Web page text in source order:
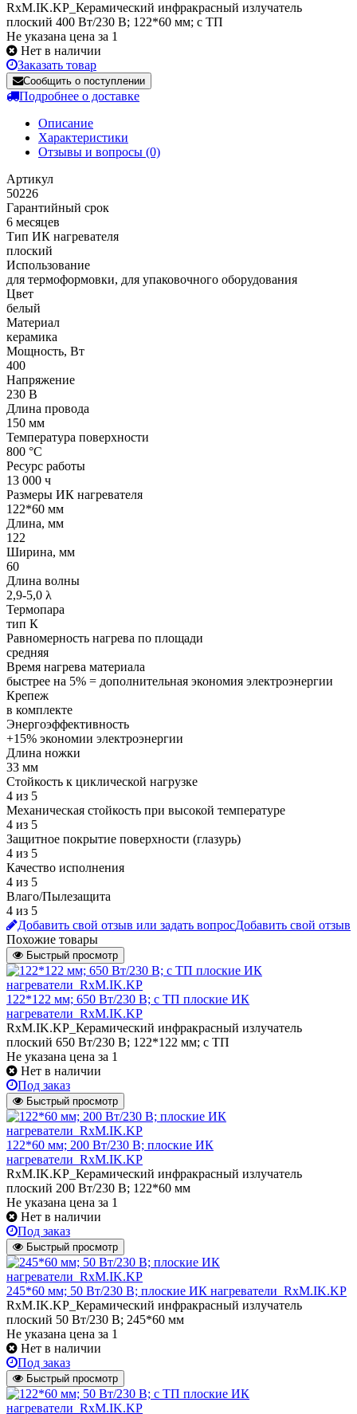
RxM.IK.KP_Керамический инфракрасный излучатель
плоский 400 Вт/230 В; 122*60 мм; с ТП
Не указана цена за 1
Нет в наличии
Заказать товар
Сообщить о поступлении
Подробнее о доставке
Описание
Характеристики
Отзывы и вопросы (0)
Артикул
50226
Гарантийный срок
6 месяцев
Тип ИК нагревателя
плоский
Использование
для термоформовки, для упаковочного оборудования
Цвет
белый
Материал
керамика
Мощность, Вт
400
Напряжение
230 В
Длина провода
150 мм
Температура поверхности
800 °С
Ресурс работы
13 000 ч
Размеры ИК нагревателя
122*60 мм
Длина, мм
122
Ширина, мм
60
Длина волны
2,9-5,0 λ
Термопара
тип К
Равномерность нагрева по площади
средняя
Время нагрева материала
быстрее на 5% = дополнительная экономия электроэнергии
Крепеж
в комплекте
Энергоэффективность
+15% экономии электроэнергии
Длина ножки
33 мм
Стойкость к циклической нагрузке
4 из 5
Механическая стойкость при высокой температуре
4 из 5
Защитное покрытие поверхности (глазурь)
4 из 5
Качество исполнения
4 из 5
Влаго/Пылезащита
4 из 5
Добавить свой отзыв или задать вопросДобавить свой отзыв
Похожие товары
Быстрый просмотр
122*122 мм; 650 Вт/230 В; с ТП плоские ИК
нагреватели_RxM.IK.KP
RxM.IK.KP_Керамический инфракрасный излучатель
плоский 650 Вт/230 В; 122*122 мм; с ТП
Не указана цена за 1
Нет в наличии
Под заказ
Быстрый просмотр
122*60 мм; 200 Вт/230 В; плоские ИК
нагреватели_RxM.IK.KP
RxM.IK.KP_Керамический инфракрасный излучатель
плоский 200 Вт/230 В; 122*60 мм
Не указана цена за 1
Нет в наличии
Под заказ
Быстрый просмотр
245*60 мм; 50 Вт/230 В; плоские ИК нагреватели_RxM.IK.KP
RxM.IK.KP_Керамический инфракрасный излучатель
плоский 50 Вт/230 В; 245*60 мм
Не указана цена за 1
Нет в наличии
Под заказ
Быстрый просмотр